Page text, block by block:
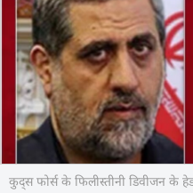
कुद्स फोर्स के फिलीस्तीनी डिवीजन के